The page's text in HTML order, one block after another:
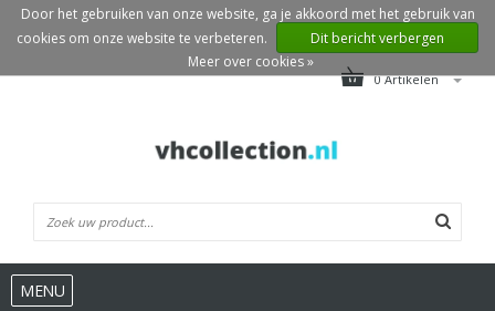
0 Artikelen
MENU
Door het gebruiken van onze website, ga je akkoord met het gebruik van
cookies om onze website te verbeteren.
Dit bericht verbergen
Meer over cookies »